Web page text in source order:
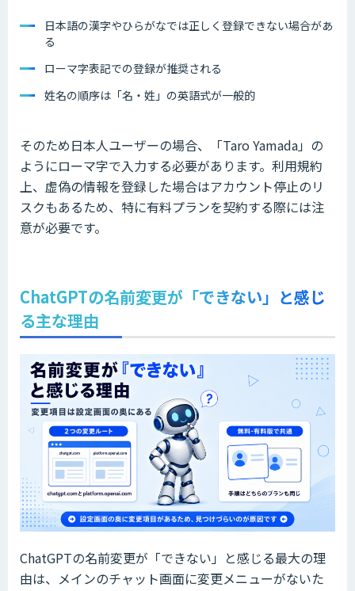
日本語の漢字やひらがなでは正しく登録できない場合があ
る
ローマ字表記での登録が推奨される
姓名の順序は「名・姓」の英語式が一般的
そのため日本人ユーザーの場合、「Taro Yamada」の
ようにローマ字で入力する必要があります。利用規約
上、虚偽の情報を登録した場合はアカウント停止のリ
スクもあるため、特に有料プランを契約する際には注
意が必要です。
ChatGPTの名前変更が「できない」と感じ
る主な理由
ChatGPTの名前変更が「できない」と感じる最大の理
由は、メインのチャット画面に変更メニューがないた